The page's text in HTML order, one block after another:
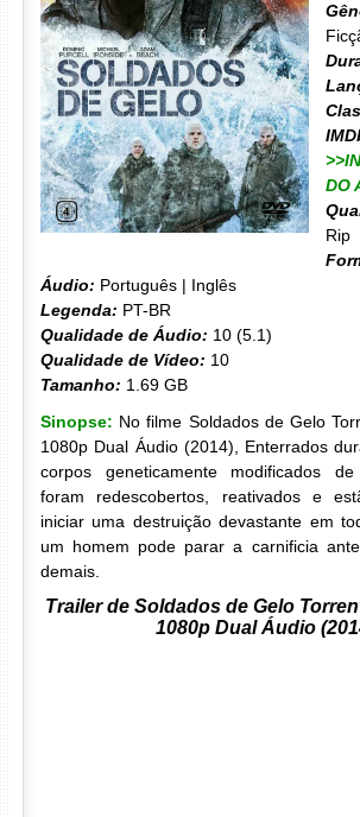
DO
Rip
Áudio: Português | Inglês
Legenda: PT-BR
Qualidade de Áudio: 10 (5.1)
Qualidade de Vídeo: 10
Tamanho: 1.69 GB
Sinopse: No filme Soldados de Gelo
1080p Dual Áudio (2014), Enterrados
corpos geneticamente modificados
foram redescobertos, reativados e
iniciar uma destruição devastante em
um homem pode parar a carnificia
demais.
Trailer de Soldados de Gelo
1080p Dual Áudio